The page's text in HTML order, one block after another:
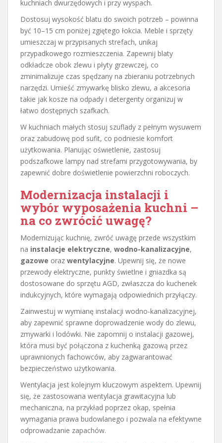
kuchniach dwurzędowych i przy wyspach.
Dostosuj wysokość blatu do swoich potrzeb – powinna
być 10–15 cm poniżej zgiętego łokcia. Meble i sprzęty
umieszczaj w przypisanych strefach, unikaj
przypadkowego rozmieszczenia. Zapewnij blaty
odkładcze obok zlewu i płyty grzewczej, co
zminimalizuje czas spędzany na zbieraniu potrzebnych
narzędzi. Umieść zmywarkę blisko zlewu, a akcesoria
takie jak kosze na odpady i detergenty organizuj w
łatwo dostępnych szafkach.
W kuchniach małych stosuj szuflady z pełnym wysuwem
oraz zabudowę pod sufit, co podniesie komfort
użytkowania. Planując oświetlenie, zastosuj
podszafkowe lampy nad strefami przygotowywania, by
zapewnić dobre doświetlenie powierzchni roboczych.
Modernizacja instalacji i
wybór wyposażenia kuchni –
na co zwrócić uwagę?
Modernizując kuchnię, zwróć uwagę przede wszystkim
na instalacje elektryczne, wodno-kanalizacyjne,
gazowe oraz wentylacyjne. Upewnij się, że nowe
przewody elektryczne, punkty świetlne i gniazdka są
dostosowane do sprzętu AGD, zwłaszcza do kuchenek
indukcyjnych, które wymagają odpowiednich przyłączy.
Zainwestuj w wymianę instalacji wodno-kanalizacyjnej,
aby zapewnić sprawne doprowadzenie wody do zlewu,
zmywarki i lodówki. Nie zapomnij o instalacji gazowej,
która musi być połączona z kuchenką gazową przez
uprawnionych fachowców, aby zagwarantować
bezpieczeństwo użytkowania.
Wentylacja jest kolejnym kluczowym aspektem. Upewnij
się, że zastosowana wentylacja grawitacyjna lub
mechaniczna, na przykład poprzez okap, spełnia
wymagania prawa budowlanego i pozwala na efektywne
odprowadzanie zapachów.